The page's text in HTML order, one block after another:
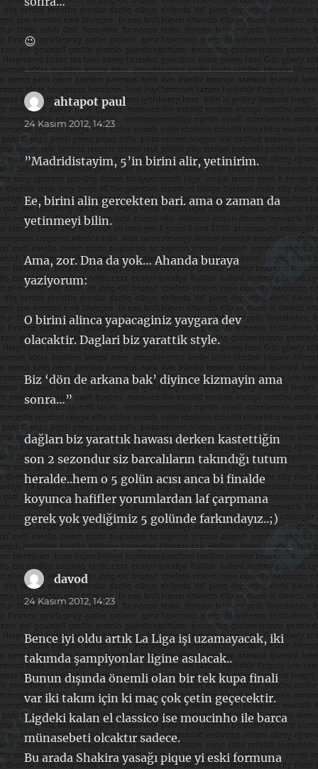
😉
ahtapot pauldedi
ki:
24 Kasım 2012, 14:23
”Madridistayim, 5’in birini alir, yetinirim.
Ee, birini alin gercekten bari. ama o zaman da
yetinmeyi bilin.
Ama, zor. Dna da yok… Ahanda buraya
yaziyorum:
O birini alinca yapacaginiz yaygara dev
olacaktir. Daglari biz yarattik style.
Biz ‘dön de arkana bak’ diyince kizmayin ama
sonra…”
dağları biz yarattık hawası derken kastettiğin
son 2 sezondur siz barcalıların takındığı tutum
heralde..hem o 5 golün acısı anca bi finalde
koyunca hafifler yorumlardan laf çarpmana
gerek yok yediğimiz 5 golünde farkındayız..;)
davoddedi
ki:
24 Kasım 2012, 14:23
Bence iyi oldu artık La Liga işi uzamayacak, iki
takımda şampiyonlar ligine asılacak..
Bunun dışında önemli olan bir tek kupa finali
var iki takım için ki maç çok çetin geçecektir.
Ligdeki kalan el classico ise moucinho ile barca
münasebeti olcaktır sadece.
Bu arada Shakira yasağı pique yi eski formuna